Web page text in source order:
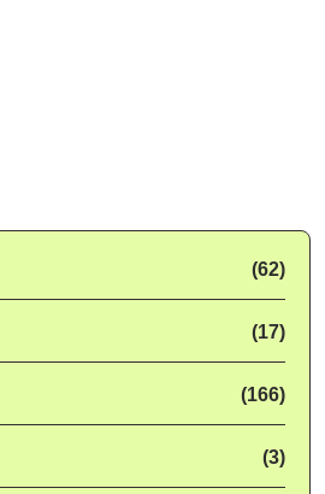
(62)
(17)
(166)
(3)